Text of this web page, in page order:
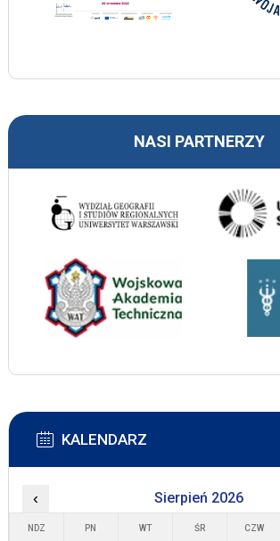
NASI PARTNERZY
KALENDARZ
‹ Sierpień 2026
NDZ PN WT ŚR CZW